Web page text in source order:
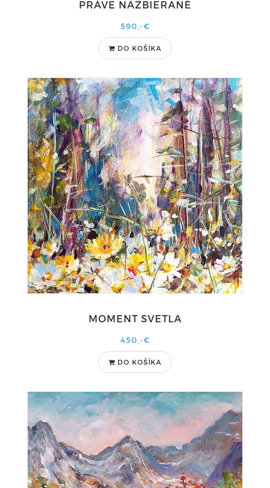
PRÁVE NAZBIERANÉ
590,-€
DO KOŠÍKA
MOMENT SVETLA
450,-€
DO KOŠÍKA